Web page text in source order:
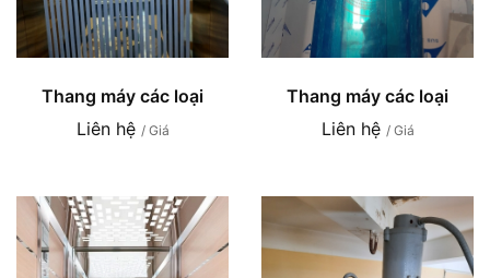
Thang máy các loại
Liên hệ / Giá
Thang máy các loại
Liên hệ / Giá